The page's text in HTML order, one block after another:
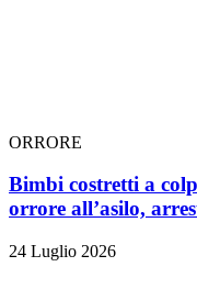
ORRORE
Bimbi costretti a
orrore all’asilo,
24 Luglio 2026